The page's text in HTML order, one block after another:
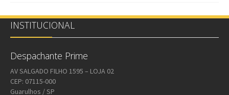
INSTITUCIONAL
Despachante Prime
AV SALGADO FILHO 1595 – LOJA 02
CEP: 07115-000
Guarulhos / SP